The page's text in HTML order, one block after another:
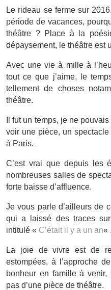
Le rideau se ferme sur
période de vacances,
théâtre ? Place à la
dépaysement, le théâtre est
Avec une vie à mille à
tout ce que j’aime, le
tellement de choses
théâtre.
Il fut un temps, je ne
voir une pièce, un
à Paris.
C’est vrai que depuis les
nombreuses salles de
forte baisse d’affluence.
Je vous parle d’ailleurs de
qui a laissé des traces
intitulé « C’était il y a un an« .
La joie de vivre est de
estompées, à l’approche
bonheur en famille à venir,
pas d’une pièce de théâtre.